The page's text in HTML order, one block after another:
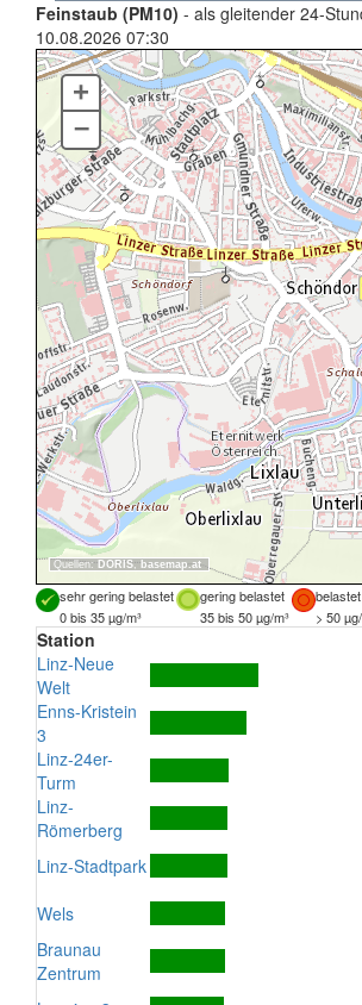
Feinstaub (PM10) - als gleitender 24-
10.08.2026 07:30
Quellen: DORIS, basemap.at
+
–
sehr gering belastet gering belastet
belastet
0 bis 35 µg/m³
35 bis 50 µg/m³ > 50
Station
Linz-Neue
Welt
Enns-Kristein
3
Linz-24er-
Turm
Linz-
Römerberg
Linz-Stadtpark
Wels
Braunau
Zentrum